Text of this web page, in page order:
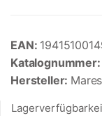
EAN:
Katalognummer:
Hersteller: Mares